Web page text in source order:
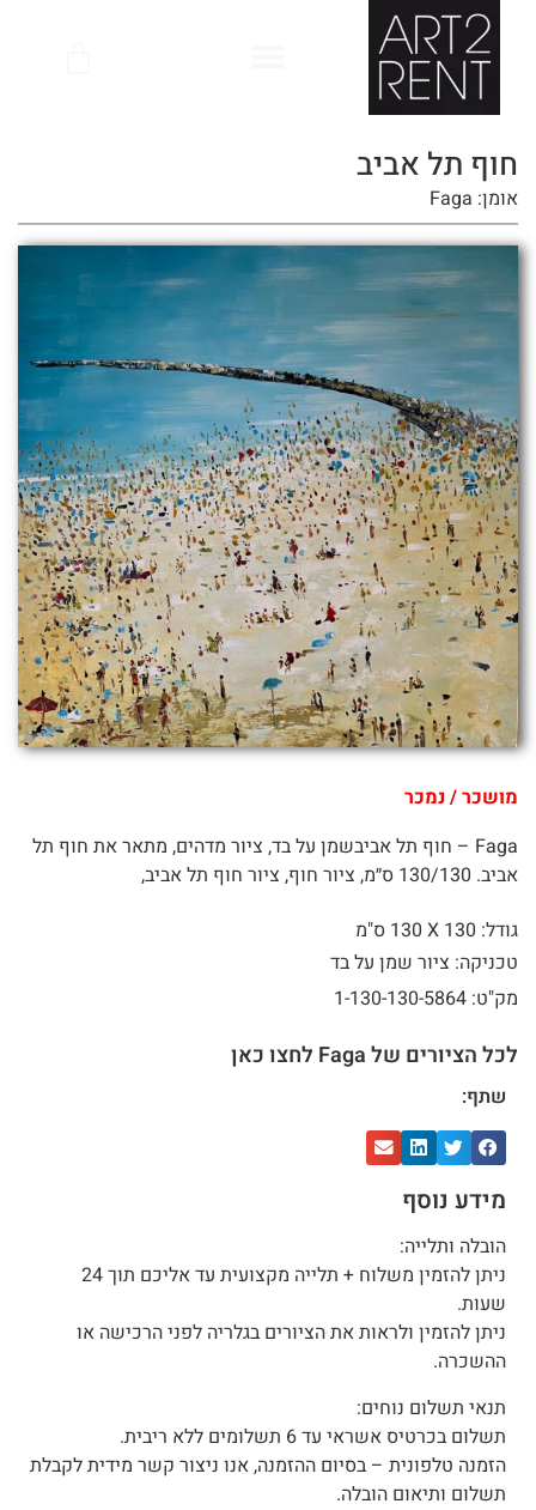
חוף תל אביב
אומן: Faga
מושכר / נמכר
Faga – חוף תל אביבשמן על בד, ציור מדהים, מתאר את חוף תל
אביב. 130/130 ס״מ, ציור חוף, ציור חוף תל אביב,
גודל: 130 X
130 ס"מ
טכניקה: ציור שמן על בד
מק"ט: 1-130-130-5864
לכל הציורים של Faga לחצו כאן
שתף:
מידע נוסף
הובלה ותלייה:
ניתן להזמין משלוח + תלייה מקצועית עד אליכם תוך 24
שעות.
ניתן להזמין ולראות את הציורים בגלריה לפני הרכישה או
ההשכרה.
תנאי תשלום נוחים:
תשלום בכרטיס אשראי עד 6 תשלומים ללא ריבית.
הזמנה טלפונית – בסיום ההזמנה, אנו ניצור קשר מידית לקבלת
תשלום ותיאום הובלה.